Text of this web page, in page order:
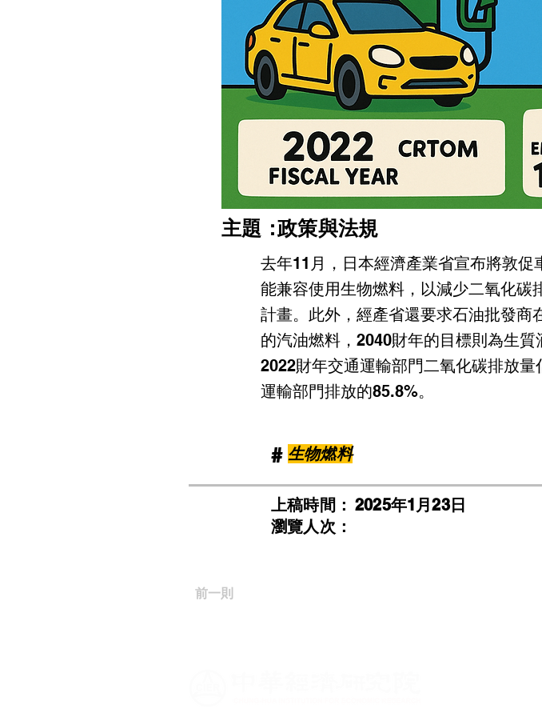
​主題：政策與法規
去年11月，日本經濟產業省宣布將敦
能兼容使用生物燃料，以減少二氧化碳
計畫。此外，經產省還要求石油批發商
的汽油燃料，2040財年的目標則為生
2022財年交通運輸部門二氧化碳排放
運輸部門排放的85.8%。
​# 生物燃料
​上稿時間： 2025年1月23日
​瀏覽人次：
前一則